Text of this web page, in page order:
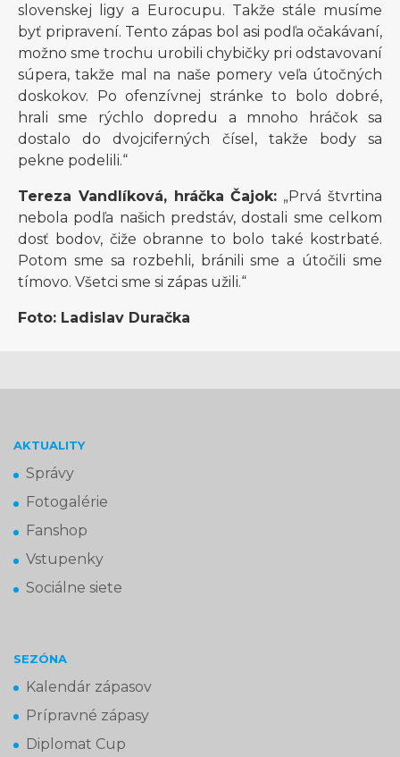
slovenskej ligy a Eurocupu. Takže stále musíme
byť pripravení. Tento zápas bol asi podľa očakávaní,
možno sme trochu urobili chybičky pri odstavovaní
súpera, takže mal na naše pomery veľa útočných
doskokov. Po ofenzívnej stránke to bolo dobré,
hrali sme rýchlo dopredu a mnoho hráčok sa
dostalo do dvojciferných čísel, takže body sa
pekne podelili.“
Tereza Vandlíková, hráčka Čajok: „Prvá štvrtina
nebola podľa našich predstáv, dostali sme celkom
dosť bodov, čiže obranne to bolo také kostrbaté.
Potom sme sa rozbehli, bránili sme a útočili sme
tímovo. Všetci sme si zápas užili.“
Foto: Ladislav Duračka
AKTUALITY
Správy
Fotogalérie
Fanshop
Vstupenky
Sociálne siete
SEZÓNA
Kalendár zápasov
Prípravné zápasy
Diplomat Cup